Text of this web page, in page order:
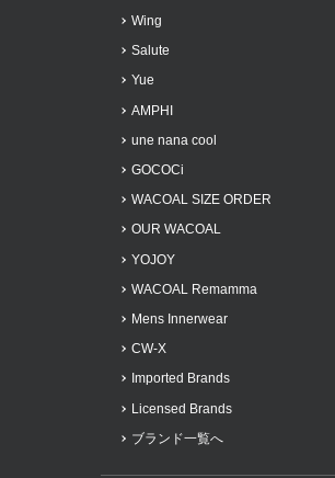
Wing
Salute
Yue
AMPHI
une nana cool
GOCOCi
WACOAL SIZE ORDER
OUR WACOAL
YOJOY
WACOAL Remamma
Mens Innerwear
CW-X
Imported Brands
Licensed Brands
ブランド一覧へ